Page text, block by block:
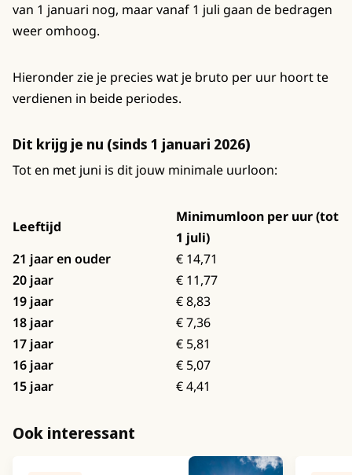
van 1 januari nog, maar vanaf 1 juli gaan de bedragen
weer omhoog.
Hieronder zie je precies wat je bruto per uur hoort te
verdienen in beide periodes.
Dit krijg je nu (sinds 1 januari 2026)
Tot en met juni is dit jouw minimale uurloon:
Leeftijd
Minimumloon per uur (tot
1 juli)
21 jaar en ouder
€ 14,71
20 jaar
€ 11,77
19 jaar
€ 8,83
18 jaar
€ 7,36
17 jaar
€ 5,81
16 jaar
€ 5,07
15 jaar
€ 4,41
Ook interessant